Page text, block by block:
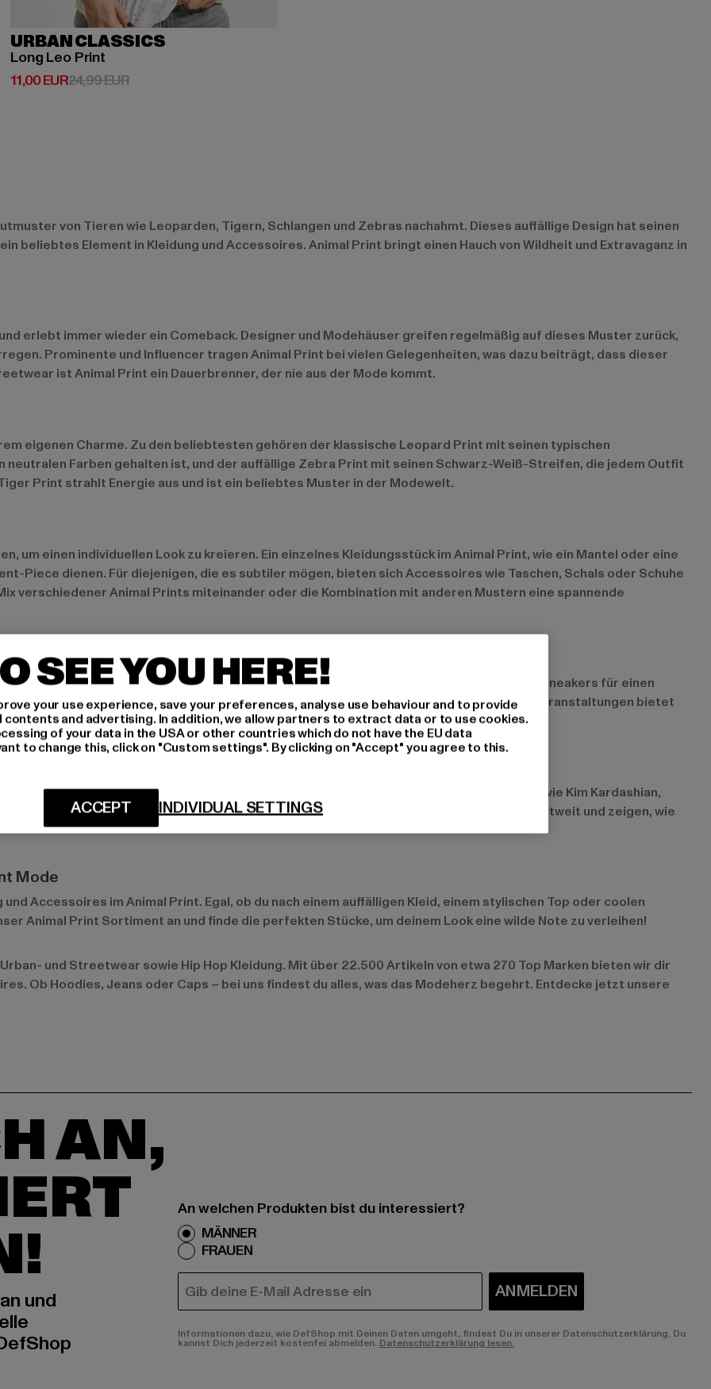
URBAN CLASSICS
Long Leo Print
11,00 EUR
Derzeitiger Preis: 11,00 EUR
24,99 EURAktionspreis: 24,99 EUR
von Tieren wie Leoparden, Tigern, Schlangen und Zebras nachahmt. Dieses auffällige Design hat seinen
beliebtes Element in Kleidung und Accessoires. Animal Print bringt einen Hauch von Wildheit und Extravaganz in
erlebt immer wieder ein Comeback. Designer und Modehäuser greifen regelmäßig auf dieses Muster zurück,
Prominente und Influencer tragen Animal Print bei vielen Gelegenheiten, was dazu beiträgt, dass dieser
ist Animal Print ein Dauerbrenner, der nie aus der Mode kommt.
eigenen Charme. Zu den beliebtesten gehören der klassische Leopard Print mit seinen typischen
Farben gehalten ist, und der auffällige Zebra Print mit seinen Schwarz-Weiß-Streifen, die jedem Outfit
Print strahlt Energie aus und ist ein beliebtes Muster in der Modewelt.
um einen individuellen Look zu kreieren. Ein einzelnes Kleidungsstück im Animal Print, wie ein Mantel oder eine
Piece dienen. Für diejenigen, die es subtiler mögen, bieten sich Accessoires wie Taschen, Schals oder Schuhe
verschiedener Animal Prints miteinander oder die Kombination mit anderen Mustern eine spannende
bis elegant. Im Alltag sorgt ein Animal Print T-Shirt oder -Rock kombiniert mit Jeans und Sneakers für einen
Print Blazer über einem schlichten Outfit modische Raffinesse verleihen. Für Abendveranstaltungen bietet
auf jeder Party macht.
gemacht und tragen ihn regelmäßig auf dem roten Teppich und in ihrem Alltag. Stars wie Kim Kardashian,
Outfits zu sehen und setzen damit Trends. Ihre mutigen Looks inspirieren Fashionistas weltweit und zeigen, wie
Mode
Accessoires im Animal Print. Egal, ob du nach einem auffälligen Kleid, einem stylischen Top oder coolen
Animal Print Sortiment an und finde die perfekten Stücke, um deinem Look eine wilde Note zu verleihen!
und Streetwear sowie Hip Hop Kleidung. Mit über 22.500 Artikeln von etwa 270 Top Marken bieten wir dir
Ob Hoodies, Jeans oder Caps – bei uns findest du alles, was das Modeherz begehrt. Entdecke jetzt unsere
AN,
und
An welchen Produkten bist du interessiert?
MÄNNER
FRAUEN
E-MAIL ANMELDEN
Informationen dazu, wie DefShop mit Deinen Daten umgeht, findest Du in unserer Datenschutzerklärung. Du
kannst Dich jederzeit kostenfei abmelden. Datenschutzerklärung lesen.
SEE YOU HERE!
your use experience, save your preferences, analyse use behaviour and to provide
and advertising. In addition, we allow partners to extract data or to use cookies.
of your data in the USA or other countries which do not have the EU data
to change this, click on "Custom settings". By clicking on "Accept" you agree to this.
INDIVIDUAL SETTINGS
ACCEPT